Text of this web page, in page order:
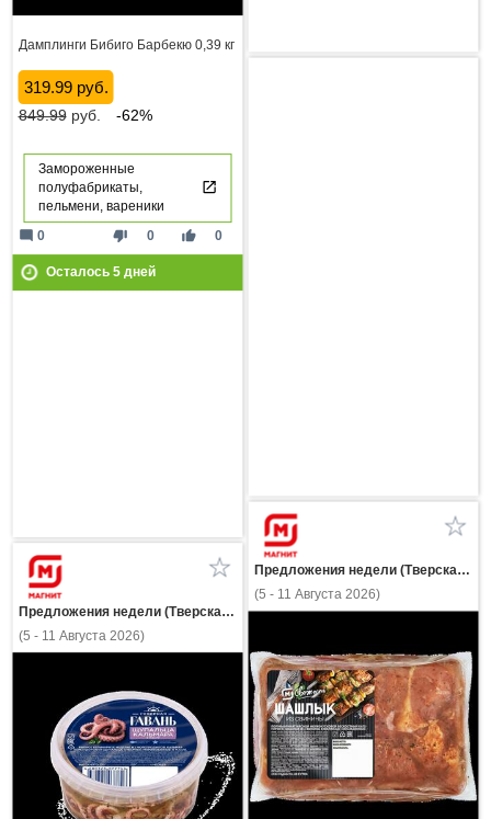
Дамплинги Бибиго Барбекю 0,39 кг
319.99 руб.
849.99руб. -62%
Замороженные
полуфабрикаты,
пельмени, вареники
thumb_down 0 thumb_up 0
mode_comment 0
Осталось 5дней
Предложения недели (Тверская область)
(5 - 11 Августа 2026)
Предложения недели (Тверская область)
(5 - 11 Августа 2026)